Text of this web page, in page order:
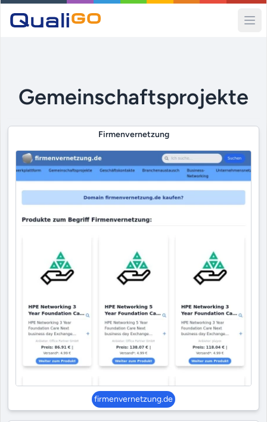
Gemeinschaftsprojekte
Firmenvernetzung
firmenvernetzung.de